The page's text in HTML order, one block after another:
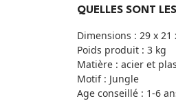
QUELLES SONT
Dimensions : 29 x 21
Poids produit : 3 kg
Matière : acier et
Motif : Jungle
Age conseillé : 1-6